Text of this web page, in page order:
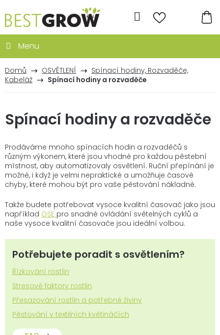
na
obsah
Hledat
Domů OSVĚTLENÍ
Spínací hodiny, Rozvaděče,
Kabeláž
Spínací hodiny a rozvaděče
Spínací hodiny a rozvaděče
Prodáváme mnoho spínacích hodin a rozvaděčů s
různým výkonem, které jsou vhodné pro každou pěstební
místnost, aby automatizovaly osvětlení. Ruční přepínání je
možné, i když je velmi nepraktické a umožňuje časové
chyby, které mohou být pro vaše pěstování nákladné.
Takže budete potřebovat vysoce kvalitní časovač jako jsou
například GSE pro snadné ovládání světelných cyklů a
naše vysoce kvalitní časovače jsou ideální volbou.
Potřebujete poradit s osvětlením?
Řízkování rostlin
Stresové faktory rostlin
Přesazování rostlin a potřebné živiny
Pěstování v textilních květináčích